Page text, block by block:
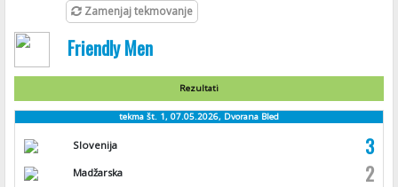
Zamenjaj tekmovanje
Friendly Men
Rezultati
tekma št. 1, 07.05.2026, Dvorana Bled
Slovenija 3
Madžarska 2